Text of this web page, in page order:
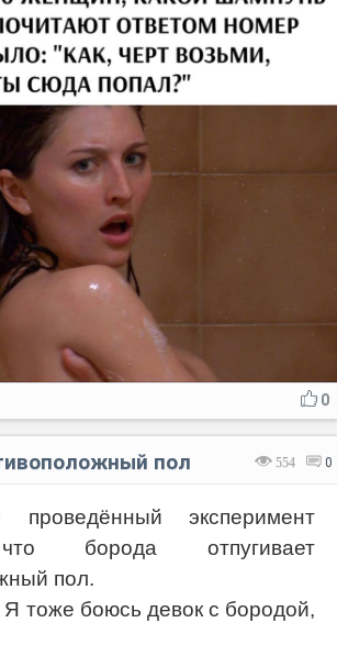
0
554 0
пол
эксперимент
борода отпугивает
пол.
тоже боюсь девок с бородой,